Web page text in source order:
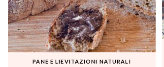
PANE E LIEVITAZIONI NATURALI